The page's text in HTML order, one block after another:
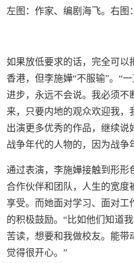
左图：作家、编剧海飞。右图
如果放低要求的话，完全可以
香港，但李施嬅“不服输”。“
进步，永远不会说。我必须不
来，只要内地的观众欢迎我，
出演更多优秀的作品，继续说
战争年代的人物的，因为战争
通过表演，李施嬅接触到形形
合作伙伴和团队，人生的宽度
享受。而她面对学习、面对工
的积极鼓励。“比如他们知道
苦读，想要和我做校友。能
觉得很开心。”